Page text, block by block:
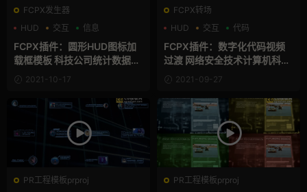
FCPX发生器
HUD
交互 信息
FCPX插件：圆形HUD图标加
载框模板 科技公司统计数据展
示视频缓冲UI界面动画插件 M
odern Circle Chart Graphic
s
2021-10-17
FCPX转场
HUD
交互 代码
FCPX插件：数字化代码视频
过渡 网络安全技术计算机科技
转场插件 Matrix Transitions
2021-09-27
PR工程模板prproj
PR工程模板prproj